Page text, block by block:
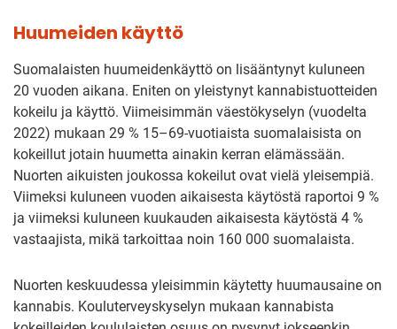
Huumeiden käyttö
Suomalaisten huumeidenkäyttö on lisääntynyt kuluneen
20 vuoden aikana. Eniten on yleistynyt kannabistuotteiden
kokeilu ja käyttö. Viimeisimmän väestökyselyn (vuodelta
2022) mukaan 29 % 15–69-vuotiaista suomalaisista on
kokeillut jotain huumetta ainakin kerran elämässään.
Nuorten aikuisten joukossa kokeilut ovat vielä yleisempiä.
Viimeksi kuluneen vuoden aikaisesta käytöstä raportoi 9 %
ja viimeksi kuluneen kuukauden aikaisesta käytöstä 4 %
vastaajista, mikä tarkoittaa noin 160 000 suomalaista.
Nuorten keskuudessa yleisimmin käytetty huumausaine on
kannabis. Kouluterveyskyselyn mukaan kannabista